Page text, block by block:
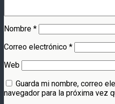
Nombre *
Correo electrónico *
Web
Guarda mi nombre, correo
navegador para la próxima vez